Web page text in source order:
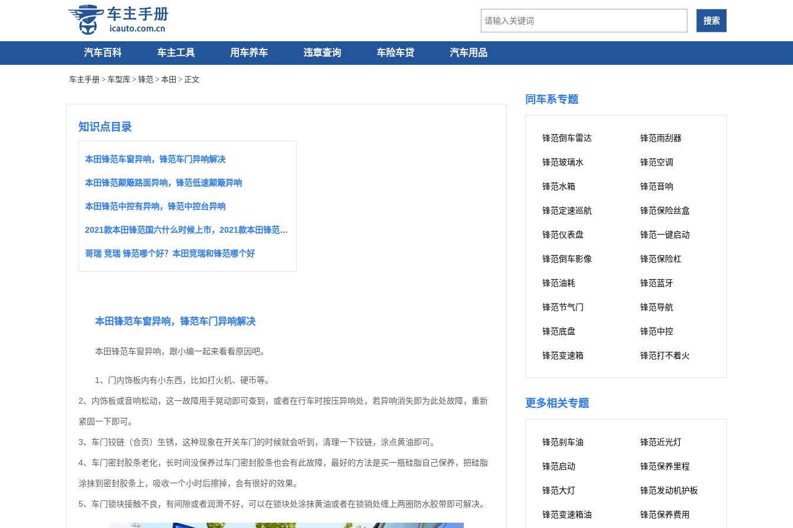
汽车百科 车主工具 用车养车 违章查询 车险车贷 汽车用品
车主手册 > 车型库 > 锋范 > 本田 > 正文
知识点目录
本田锋范车窗异响，锋范车门异响解决
本田锋范颠簸路面异响，锋范低速颠簸异响
本田锋范中控有异响，锋范中控台异响
2021款本田锋范国六什么时候上市，2021款本田锋范最新消息
哥瑞 竞瑞 锋范哪个好？本田竞瑞和锋范哪个好
本田锋范车窗异响，锋范车门异响解决
本田锋范车窗异响，跟小编一起来看看原因吧。
1、门内饰板内有小东西，比如打火机、硬币等。
2、内饰板或音响松动，这一故障用手晃动即可查到，或者在行车时按压异响处，若异响消失即为此处故障，重新
紧固一下即可。
3、车门铰链（合页）生锈，这种现象在开关车门的时候就会听到，清理一下铰链，涂点黄油即可。
4、车门密封胶条老化，长时间没保养过车门密封胶条也会有此故障，最好的方法是买一瓶硅脂自己保养，把硅脂
涂抹到密封胶条上，吸收一个小时后擦掉，会有很好的效果。
5、车门锁块接触不良，有间隙或者润滑不好，可以在锁块处涂抹黄油或者在锁销处缠上两圈防水胶带即可解决。
同车系专题
锋范倒车雷达 锋范雨刮器
锋范玻璃水 锋范空调
锋范水箱 锋范音响
锋范定速巡航 锋范保险丝盒
锋范仪表盘 锋范一键启动
锋范倒车影像 锋范保险杠
锋范油耗 锋范蓝牙
锋范节气门 锋范导航
锋范底盘 锋范中控
锋范变速箱 锋范打不着火
更多相关专题
锋范刹车油 锋范近光灯
锋范启动 锋范保养里程
锋范大灯 锋范发动机护板
锋范变速箱油 锋范保养费用